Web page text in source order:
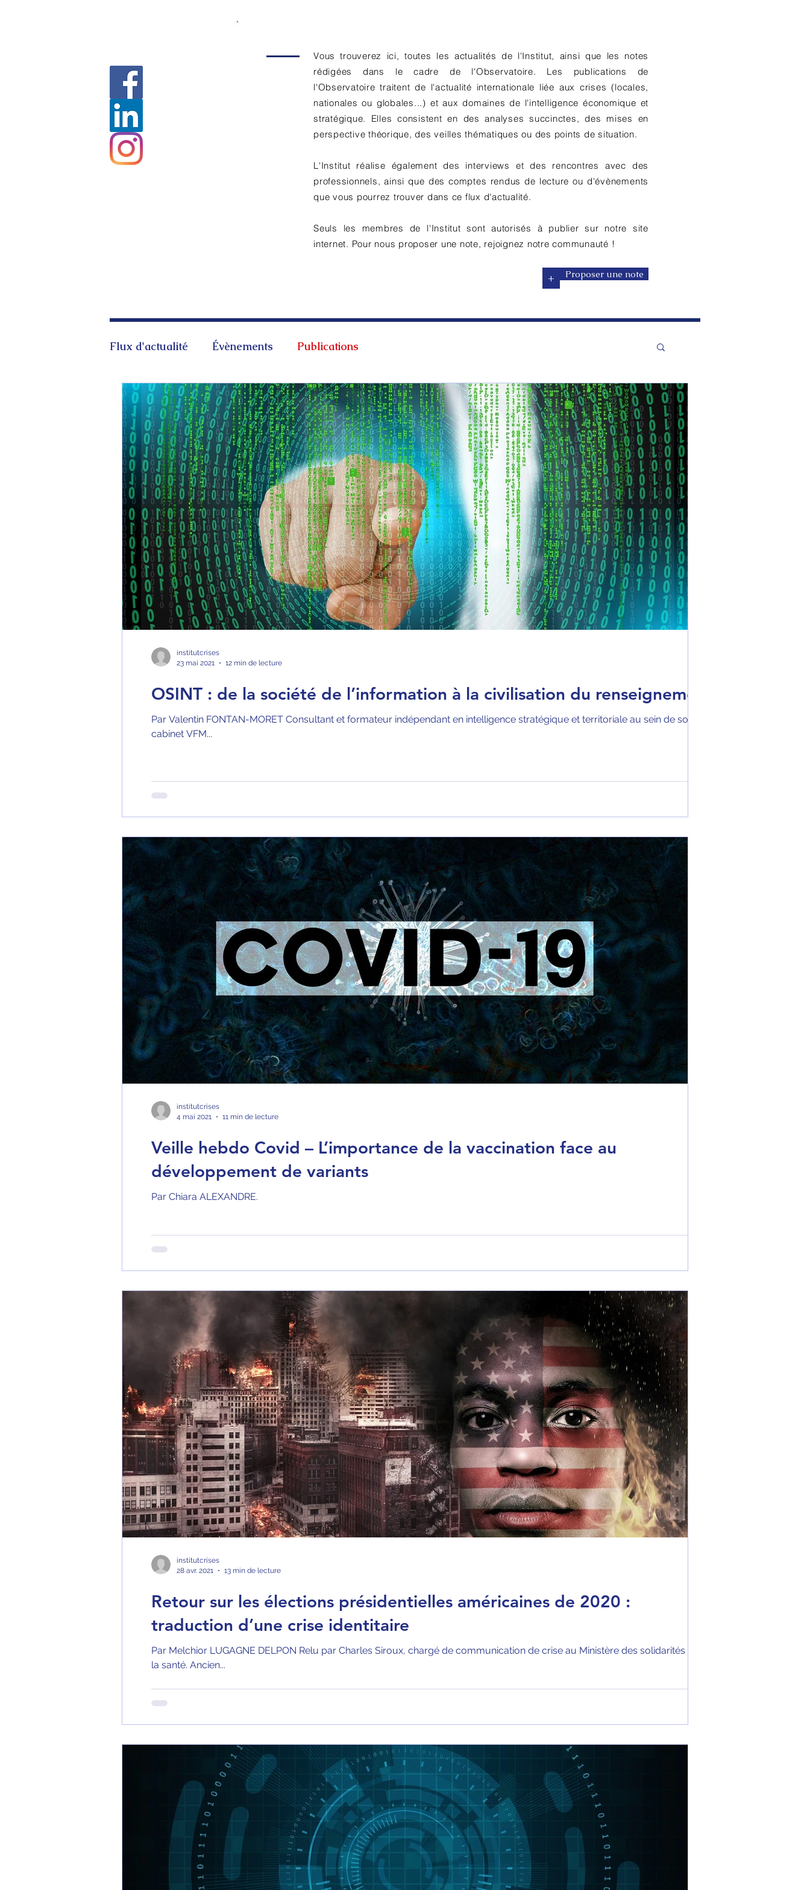
Vous trouverez ici, toutes les actualités de l'Institut, ainsi que les notes
rédigées dans le cadre de l'Observatoire. Les publications de
l'Observatoire traitent de l'actualité internationale liée aux crises (locales,
nationales ou globales...) et aux domaines de l'intelligence économique et
stratégique. Elles consistent en des analysessuccinctes, des mises en
perspective théorique, des veilles thématiques ou des points de situation.
L'Institut réalise également des interviews et des rencontres avec des
professionnels, ainsi que des comptes rendus de lecture ou d'évènements
que vous pourrez trouver dans ce flux d'actualité.
Seuls les membres de l'Institut sont autorisés à publier sur notre site
internet. Pour nous proposer une note, rejoignez notre communauté !
+ Proposer une note
Flux d'actualité Évènements Publications
OSINT : de la société de l’information à la civilisation du renseignement
Par Valentin FONTAN-MORET Consultant et formateur indépendant en intelligence stratégique et territoriale au sein de son
cabinet VFM...
institutcrises
23 mai 2021
12 min de lecture
Veille hebdo Covid – L’importance de la vaccination face au
développement de variants
Par Chiara ALEXANDRE.
institutcrises
4 mai 2021
11 min de lecture
Retour sur les élections présidentielles américaines de 2020 :
traduction d’une crise identitaire
Par Melchior LUGAGNE DELPON Relu par Charles Siroux, chargé de communication de crise au Ministère des solidarités et de
la santé. Ancien...
institutcrises
28 avr. 2021
13 min de lecture